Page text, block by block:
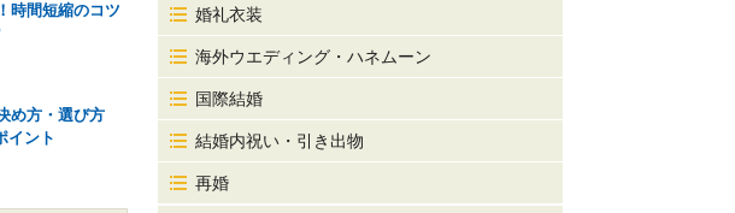
時間短縮のコツ
め方・選び方
イント
婚礼衣装
海外ウエディング・ハネムーン
国際結婚
結婚内祝い・引き出物
再婚